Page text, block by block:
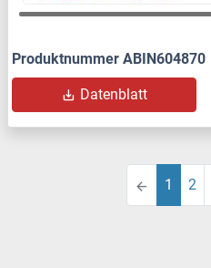
Produktnummer ABIN604870
Datenblatt
1 2